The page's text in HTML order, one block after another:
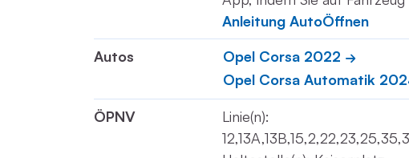
Anleitung AutoÖffnen
Autos
Opel Corsa 2022
Opel Corsa Automatik
ÖPNV
Linie(n):